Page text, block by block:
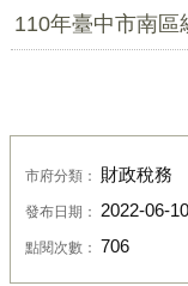
110年臺中市南區
市府分類： 財政稅務
發布日期： 2022-06-10
點閱次數： 706